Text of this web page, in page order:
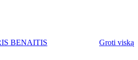
BENAITIS
Groti viską